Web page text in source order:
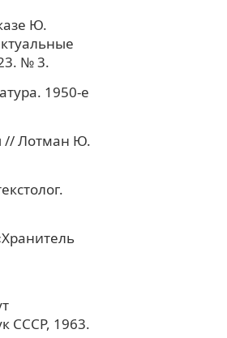
Ю.
№ 3.
1950-е
// Лотман Ю.
СССР, 1963.